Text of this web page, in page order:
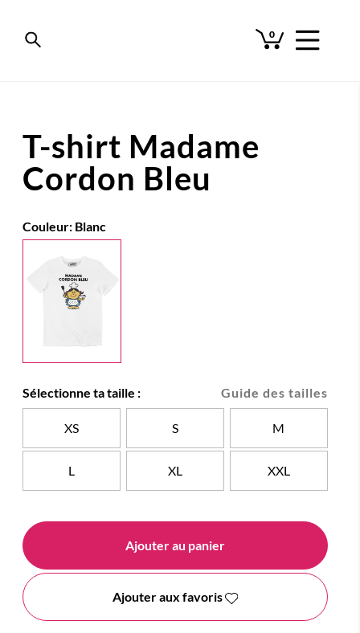
0
T-shirt Madame
Cordon Bleu
Couleur: Blanc
Guide des tailles
Sélectionne ta taille :
XS S M
L XL XXL
Ajouter au panier
Ajouter aux favoris